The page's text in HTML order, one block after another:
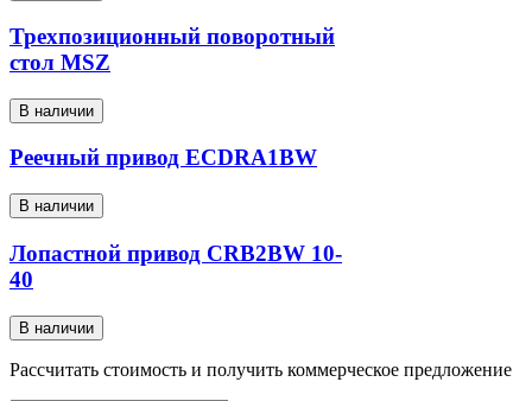
Трехпозиционный поворотный
стол MSZ
В наличии
Реечный привод ECDRA1BW
В наличии
Лопастной привод CRB2BW 10-
40
В наличии
Рассчитать стоимость и получить коммерческое предложение